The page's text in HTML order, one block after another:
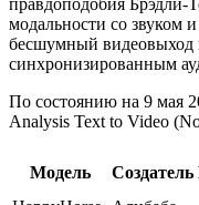
правдоподобия Брэдли-
модальности со звуком
бесшумный видеовыход
синхронизированным
По состоянию на 9 мая
Analysis Text to Video
Модель Создатель